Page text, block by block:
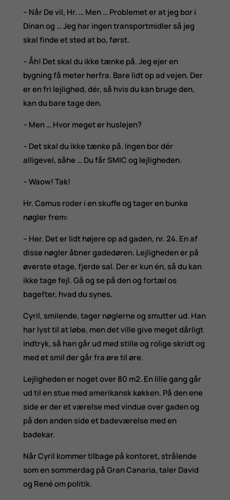
– Når De vil, Hr. … Men … Problemet er at jeg bor i
Dinan og … Jeg har ingen transportmidler så jeg
skal finde et sted at bo, først.
– Åh! Det skal du ikke tænke på. Jeg ejer en
bygning få meter herfra. Bare lidt op ad vejen. Der
er en fri lejlighed, dér, så hvis du kan bruge den,
kan du bare tage den.
– Men … Hvor meget er huslejen?
– Det skal du ikke tænke på. Ingen bor dér
alligevel, såhe … Du får SMIC og lejligheden.
– Waow! Tak!
Hr. Camus roder i en skuffe og tager en bunke
nøgler frem:
– Her. Det er lidt højere op ad gaden, nr. 24. En af
disse nøgler åbner gadedøren. Lejligheden er på
øverste etage, fjerde sal. Der er kun én, så du kan
ikke tage fejl. Gå og se på den og fortæl os
bagefter, hvad du synes.
Cyril, smilende, tager nøglerne og smutter ud. Han
har lyst til at løbe, men det ville give meget dårligt
indtryk, så han går ud med stille og rolige skridt og
med et smil der går fra øre til øre.
Lejligheden er noget over 80 m2. En lille gang går
ud til en stue med amerikansk køkken. På den ene
side er der et værelse med vindue over gaden og
på den anden side et badeværelse med en
badekar.
Når Cyril kommer tilbage på kontoret, strålende
som en sommerdag på Gran Canaria, taler David
og René om politik.